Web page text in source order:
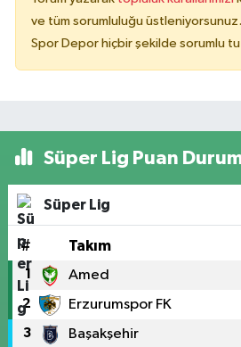
ve tüm sorumluluğu
Spor Depor hiçbir şekilde sorumlu
Süper Lig Puan
Süper Lig
# Takım
1 Amed
2 Erzurumspor FK
3 Başakşehir